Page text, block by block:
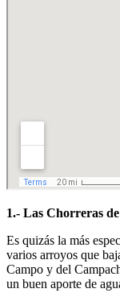
1.- Las Chorreras
Es quizás la más
varios arroyos que
Campo y del
un buen aporte de